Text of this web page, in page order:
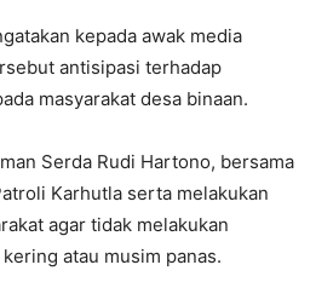
kepada awak media
antisipasi terhadap
masyarakat desa binaan.
Serda Rudi Hartono, bersama
Karhutla serta melakukan
agar tidak melakukan
atau musim panas.